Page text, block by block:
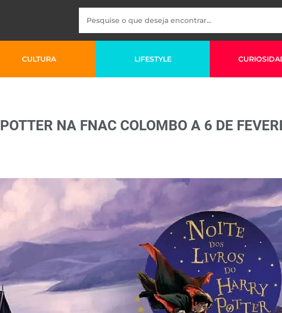
CULTURA LIFESTYLE
NA FNAC COLOMBO A 6 DE